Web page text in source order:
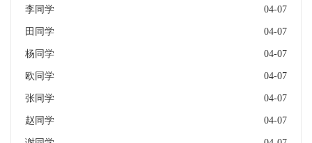
李同学 04-07
田同学 04-07
杨同学 04-07
欧同学 04-07
张同学 04-07
赵同学 04-07